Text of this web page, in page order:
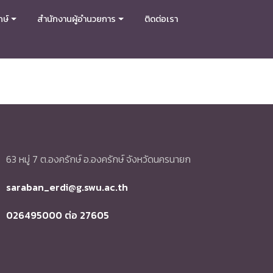
ษ์ สำนักงานผู้อำนวยการ ติดต่อเรา
63 หมู่ 7 ต.องครักษ์ อ.องครักษ์ จังหวัดนครนายก
saraban_erdi@g.swu.ac.th
026495000 ต่อ 27605